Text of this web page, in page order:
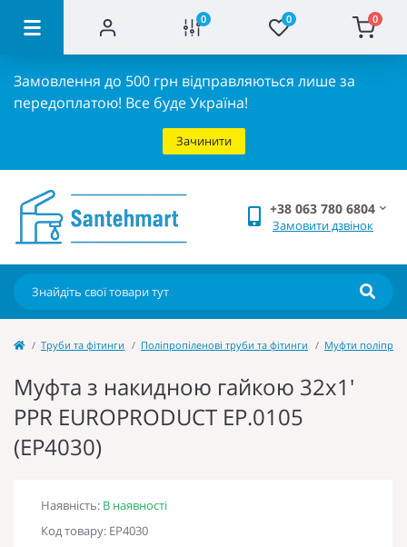
0 0 0
Замовлення до 500 грн відправляються лише за
передоплатою! Все буде Україна!
Зачинити
+38 063 780 6804
Замовити дзвінок
Труби та фітинги Поліпропіленові труби та фітинги Муфти
Муфта з накидною гайкою 32x1'
PPR EUROPRODUCT EP.0105
(EP4030)
Наявність: В наявності
Код товару: EP4030